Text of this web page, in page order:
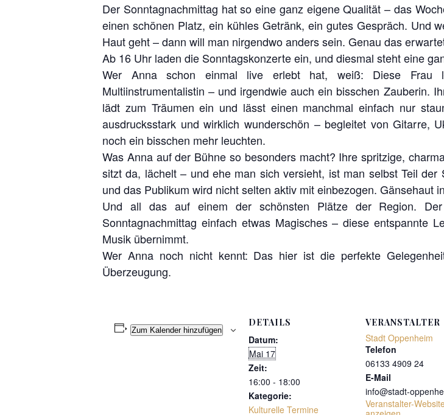
Der Sonntagnachmittag hat so eine ganz eigene Qualität – das
einen schönen Platz, ein kühles Getränk, ein gutes Gespräch. Und
Haut geht – dann will man nirgendwo anders sein. Genau das
Ab 16 Uhr laden die Sonntagskonzerte ein, und diesmal steht eine
Wer Anna schon einmal live erlebt hat, weiß: Diese Frau
Multiinstrumentalistin – und irgendwie auch ein bisschen Zauberin.
lädt zum Träumen ein und lässt einen manchmal einfach nur
ausdrucksstark und wirklich wunderschön – begleitet von Gitarre,
noch ein bisschen mehr leuchten.
Was Anna auf der Bühne so besonders macht? Ihre spritzige,
sitzt da, lächelt – und ehe man sich versieht, ist man selbst Teil
und das Publikum wird nicht selten aktiv mit einbezogen. Gänsehaut
Und all das auf einem der schönsten Plätze der Region.
Sonntagnachmittag einfach etwas Magisches – diese entspannte
Musik übernimmt.
Wer Anna noch nicht kennt: Das hier ist die perfekte
Überzeugung.
Zum Kalender hinzufügen
DETAILS
Datum:
Mai 17
Zeit:
16:00 - 18:00
Kategorie:
Kulturelle Termine
VERANSTALTER
Stadt Oppenheim
Telefon
06133 4909 24
E-Mail
info@stadt-
Veranstalter-